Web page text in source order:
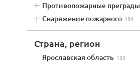
противопожарные преграды
снаряжение пожарного 184
Страна, регион
Ярославская область 130